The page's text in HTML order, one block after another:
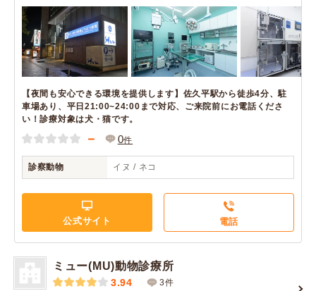
【夜間も安心できる環境を提供します】佐久平駅から徒歩4分、駐
車場あり、平日21:00~24:00まで対応、ご来院前にお電話くださ
い！診療対象は犬・猫です。
－ 0件
診察動物 イヌ / ネコ
公式サイト 電話
ミュー(MU)動物診療所
3.94
3件